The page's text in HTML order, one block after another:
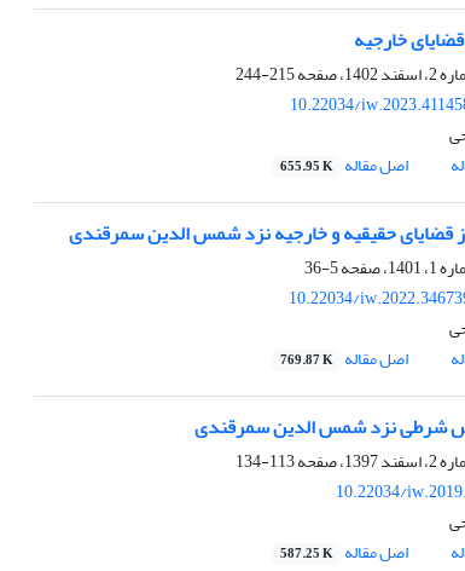
خارجیه
215-244
10.22034/
اصل مقاله 655.95 K
قضایای حقیقیه و خارجیه نزد شمس‌ الدین سمرقندی
5-36
10.22034/
اصل مقاله 769.87 K
شرطی نزد شمس الدین سمرقندی
113-134
10.22034/
اصل مقاله 587.25 K